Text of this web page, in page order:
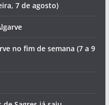
7 de agosto)
no fim de semana (7 a 9